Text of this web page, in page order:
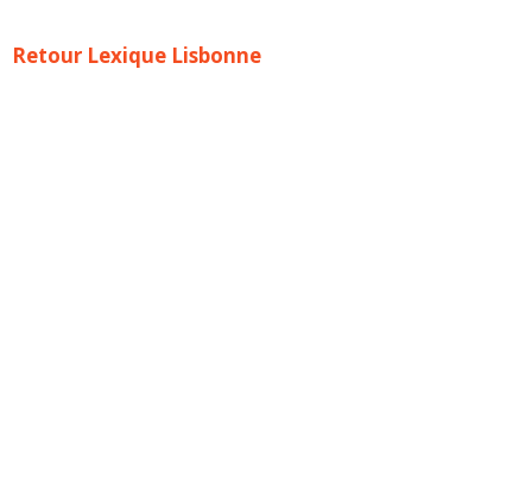
Retour Lexique Lisbonne